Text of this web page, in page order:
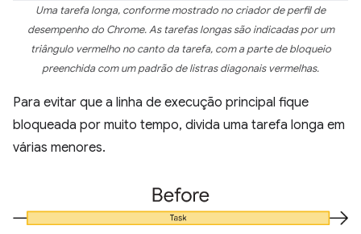
Uma tarefa longa, conforme mostrado no criador de perfil de
desempenho do Chrome. As tarefas longas são indicadas por um
triângulo vermelho no canto da tarefa, com a parte de bloqueio
preenchida com um padrão de listras diagonais vermelhas.
Para evitar que a linha de execução principal fique
bloqueada por muito tempo, divida uma tarefa longa em
várias menores.